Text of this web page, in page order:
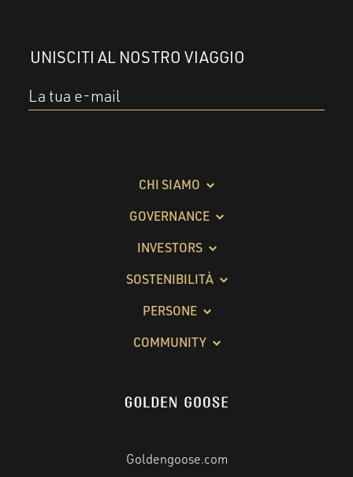
UNISCITI AL NOSTRO VIAGGIO
La tua e-mail
Goldengoose.com
CHI SIAMO
GOVERNANCE
INVESTORS
SOSTENIBILITÀ
PERSONE
COMMUNITY